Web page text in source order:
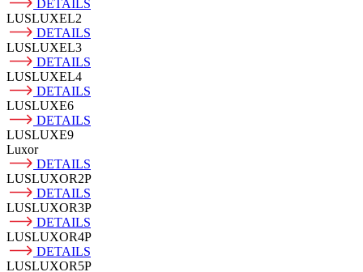
DETAILS
LUSLUXEL2
DETAILS
LUSLUXEL3
DETAILS
LUSLUXEL4
DETAILS
LUSLUXE6
DETAILS
LUSLUXE9
Luxor
DETAILS
LUSLUXOR2P
DETAILS
LUSLUXOR3P
DETAILS
LUSLUXOR4P
DETAILS
LUSLUXOR5P